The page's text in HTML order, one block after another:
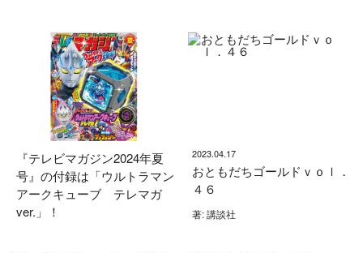
『テレビマガジン2024年夏
号』の付録は「ウルトラマン
アークキューブ テレマガ
ver.」！
2023.04.17
おともだちゴールドｖｏｌ．
４６
著: 講談社